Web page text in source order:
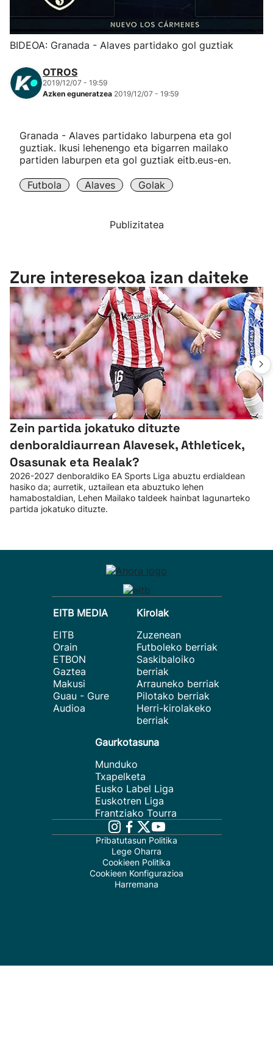
Herri-kirolak
Eskubaloia
Kirolak 360
Mendi-lasterketak
Kirol gehiago
BIDEOA: Granada - Alaves partidako gol guztiak
OTROS
2019/12/07 - 19:59
Azken eguneratzea 2019/12/07 - 19:59
Granada - Alaves partidako laburpena eta gol
guztiak. Ikusi lehenengo eta bigarren mailako
partiden laburpen eta gol guztiak eitb.eus-en.
Futbola Alaves Golak
Publizitatea
Zure interesekoa izan daiteke
Zein partida jokatuko dituzte
denboraldiaurrean Alavesek, Athleticek,
Osasunak eta Realak?
2026-2027 denboraldiko EA Sports Liga abuztu erdialdean
hasiko da; aurretik, uztailean eta abuztuko lehen
hamabostaldian, Lehen Mailako taldeek hainbat lagunarteko
partida jokatuko dituzte.
EITB MEDIA
EITB
Orain
ETBON
Gaztea
Makusi
Guau - Gure
Audioa
Kirolak
Zuzenean
Futboleko berriak
Saskibaloiko
berriak
Arrauneko berriak
Pilotako berriak
Herri-kirolakeko
berriak
Gaurkotasuna
Munduko
Txapelketa
Eusko Label Liga
Euskotren Liga
Frantziako Tourra
Pribatutasun Politika
Lege Oharra
Cookieen Politika
Cookieen Konfigurazioa
Harremana